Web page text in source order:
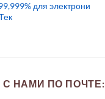
для электрони
НАМИ ПО ПОЧТЕ: